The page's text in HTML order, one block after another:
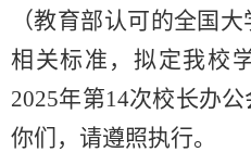
（教育部认可的全国
相关标准，拟定我校
2025年第14次校长办
你们，请遵照执行。